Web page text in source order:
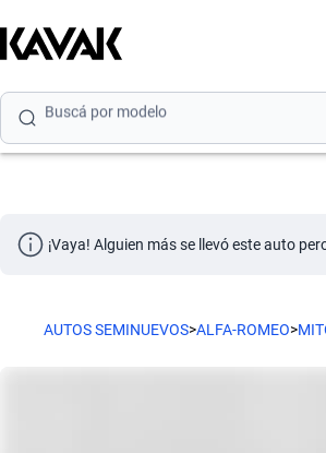
Buscá por versión
¡Vaya! Alguien más se llevó este auto
AUTOS SEMINUEVOS>ALFA-ROMEO>